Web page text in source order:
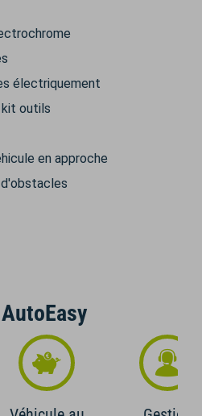
électriquement
kit outils
en approche